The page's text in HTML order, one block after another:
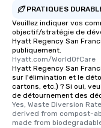
PRATIQUES
Veuillez indiquer vos
objectif/stratégie de
Hyatt Regency San
publiquement.
Hyatt.com/WorldOfCare
Hyatt Regency San
sur l'élimination et le
cartons, etc.) ? Si oui,
de détournement des
Yes, Waste Diversion
derived from compost-
made from